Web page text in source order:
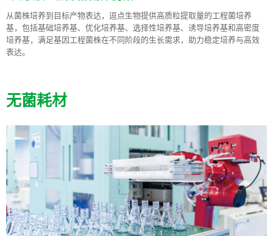
从菌株培养到目标产物表达，逗点生物提供高质粒提取量的工程菌培养
基，包括基础培养基、优化培养基、选择性培养基、诱导培养基和高密度
培养基，满足基因工程菌株在不同阶段的生长需求，助力稳定培养与高效
表达。
无菌耗材